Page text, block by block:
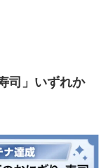
司」いずれか